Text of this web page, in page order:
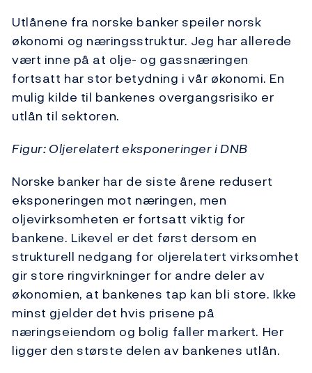
Utlånene fra norske banker speiler norsk
økonomi og næringsstruktur. Jeg har allerede
vært inne på at olje- og gassnæringen
fortsatt har stor betydning i vår økonomi. En
mulig kilde til bankenes overgangsrisiko er
utlån til sektoren.
Figur: Oljerelatert eksponeringer i DNB
Norske banker har de siste årene redusert
eksponeringen mot næringen, men
oljevirksomheten er fortsatt viktig for
bankene. Likevel er det først dersom en
strukturell nedgang for oljerelatert virksomhet
gir store ringvirkninger for andre deler av
økonomien, at bankenes tap kan bli store. Ikke
minst gjelder det hvis prisene på
næringseiendom og bolig faller markert. Her
ligger den største delen av bankenes utlån.